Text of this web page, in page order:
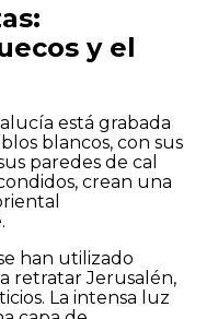
y el
está grabada
blancos, con sus
paredes de cal
crean una
han utilizado
retratar Jerusalén,
La intensa luz